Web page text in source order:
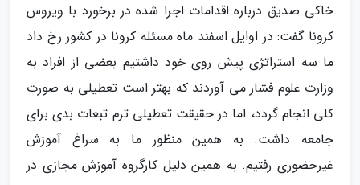
خاکی صدیق درباره اقدامات اجرا شده در برخورد با ویروس
کرونا گفت: در اوایل اسفند ماه مسئله کرونا در کشور رخ داد
ما سه استراتژی پیش روی خود داشتیم بعضی از افراد به
وزارت علوم فشار می آوردند که بهتر است تعطیلی به صورت
کلی انجام گردد، اما در حقیقت تعطیلی ترم تبعات بدی برای
جامعه داشت. به همین منظور ما به سراغ آموزش
غیرحضوری رفتیم. به همین دلیل کارگروه آموزش مجازی در